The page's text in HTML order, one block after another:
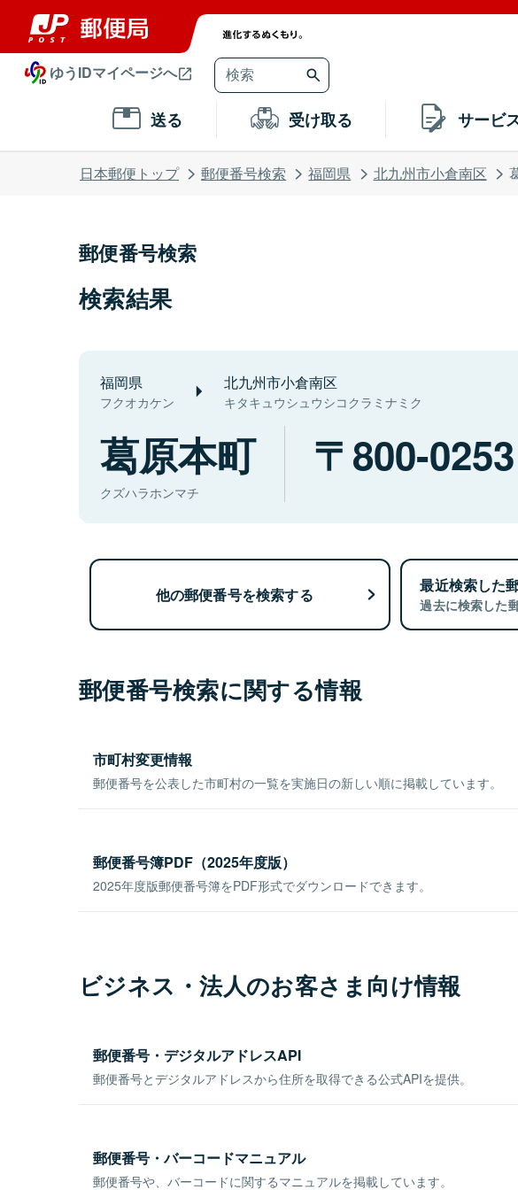
ゆうIDマイページへ
送る 受け取る サービ
日本郵便トップ 郵便番号検索 福岡県 北九州市小倉南区
郵便番号検索
検索結果
福岡県
フクオカケン
北九州市小倉南区
キタキュウシュウシコクラミナミク
葛原本町
クズハラホンマチ
800-0253
他の郵便番号を検索する 最近検索した
過去に検索した
郵便番号検索に関する情報
市町村変更情報
郵便番号を公表した市町村の一覧を実施日の新しい順に掲載しています。
郵便番号簿PDF（2025年度版）
2025年度版郵便番号簿をPDF形式でダウンロードできます。
ビジネス・法人のお客さま向け情報
郵便番号・デジタルアドレスAPI
郵便番号とデジタルアドレスから住所を取得できる公式APIを提供。
郵便番号・バーコードマニュアル
郵便番号や、バーコードに関するマニュアルを掲載しています。